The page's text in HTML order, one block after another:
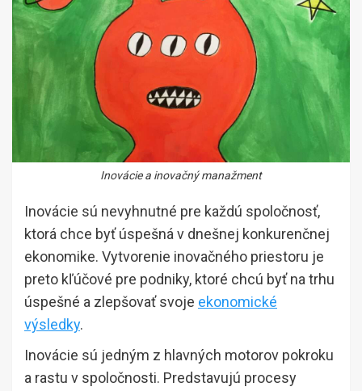
Inovácie a inovačný manažment
Inovácie sú nevyhnutné pre každú spoločnosť,
ktorá chce byť úspešná v dnešnej konkurenčnej
ekonomike. Vytvorenie inovačného priestoru je
preto kľúčové pre podniky, ktoré chcú byť na trhu
úspešné a zlepšovať svoje ekonomické
výsledky.
Inovácie sú jedným z hlavných motorov pokroku
a rastu v spoločnosti. Predstavujú procesy